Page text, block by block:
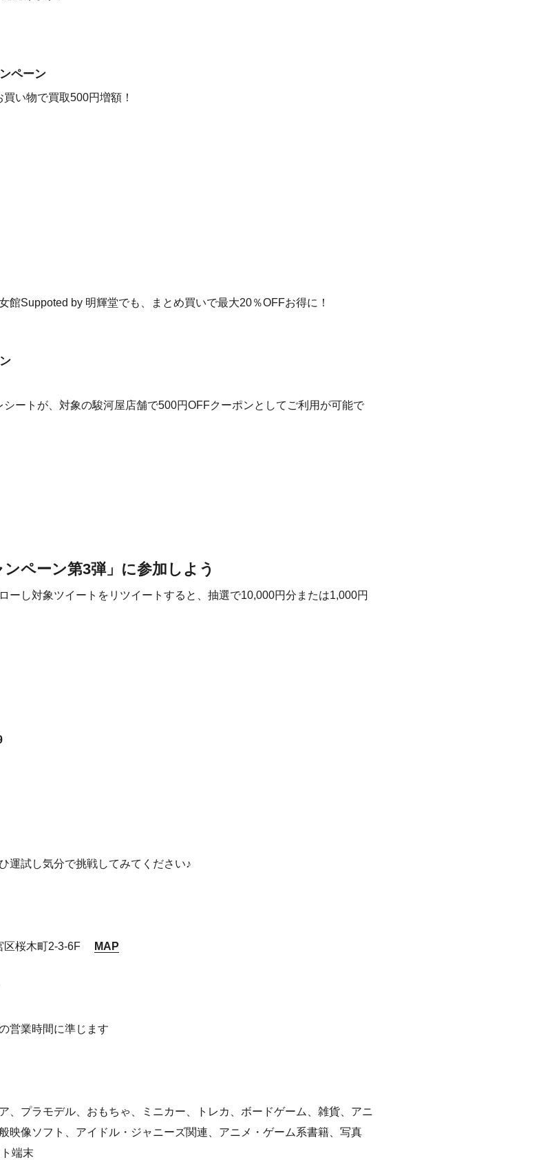
ペーン
い物で買取500円増額！
館Suppoted by 明輝堂でも、まとめ買いで最大20％OFFお得に！
ートが、対象の駿河屋店舗で500円OFFクーポンとしてご利用が可能で
ペーン第3弾」に参加しよう
ーし対象ツイートをリツイートすると、抽選で10,000円分または1,000円
運試し気分で挑戦してみてください♪
区桜木町2-3-6F MAP
業時間に準じます
、プラモデル、おもちゃ、ミニカー、トレカ、ボードゲーム、雑貨、アニ
映像ソフト、アイドル・ジャニーズ関連、アニメ・ゲーム系書籍、写真
端末